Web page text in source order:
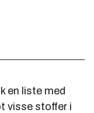
en liste med
visse stoffer i